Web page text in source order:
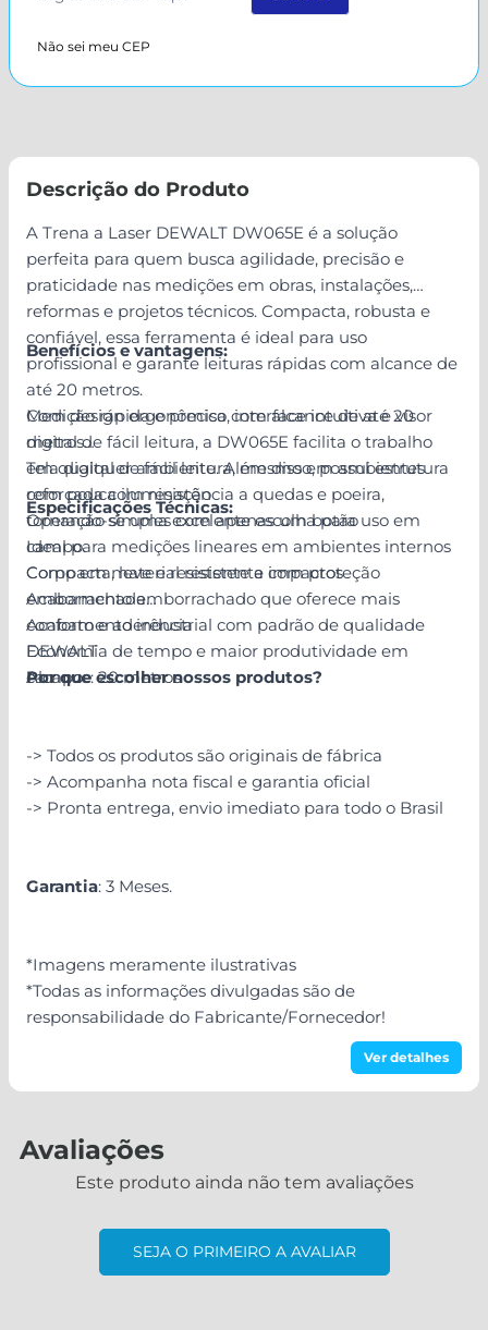
Não sei meu CEP
Descrição do Produto
Ver detalhes
A Trena a Laser DEWALT DW065E é a solução
perfeita para quem busca agilidade, precisão e
praticidade nas medições em obras, instalações,
reformas e projetos técnicos. Compacta, robusta e
confiável, essa ferramenta é ideal para uso
profissional e garante leituras rápidas com alcance de
até 20 metros.
Com design ergonômico, interface intuitiva e visor
digital de fácil leitura, a DW065E facilita o trabalho
em qualquer ambiente. Além disso, possui estrutura
reforçada com resistência a quedas e poeira,
tornando-se uma excelente escolha para uso em
campo.
Benefícios e vantagens:
Medição rápida e precisa com alcance de até 20
metros
Tela digital de fácil leitura, mesmo em ambientes
com pouca iluminação
Operação simples com apenas um botão
Ideal para medições lineares em ambientes internos
Compacta, leve e resistente a impactos
Acabamento emborrachado que oferece mais
conforto e aderência
Economia de tempo e maior produtividade em
campo
Especificações Técnicas:
Corpo em material resistente com proteção
emborrachada
Acabamento industrial com padrão de qualidade
DEWALT
Alcance: 20 metros
Por que escolher nossos produtos?
-> Todos os produtos são originais de fábrica
-> Acompanha nota fiscal e garantia oficial
-> Pronta entrega, envio imediato para todo o Brasil
Garantia: 3 Meses.
*Imagens meramente ilustrativas
*Todas as informações divulgadas são de
responsabilidade do Fabricante/Fornecedor!
Avaliações
Este produto ainda não tem avaliações
SEJA O PRIMEIRO A AVALIAR